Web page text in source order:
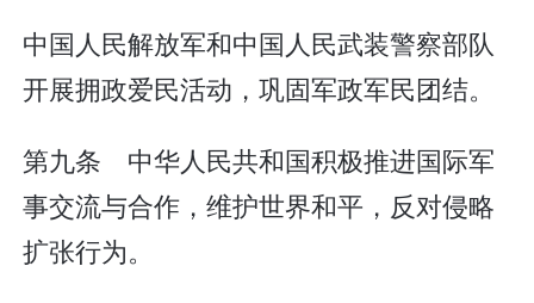
中国人民解放军和中国人民武装警察部队
开展拥政爱民活动，巩固军政军民团结。
第九条 中华人民共和国积极推进国际军
事交流与合作，维护世界和平，反对侵略
扩张行为。